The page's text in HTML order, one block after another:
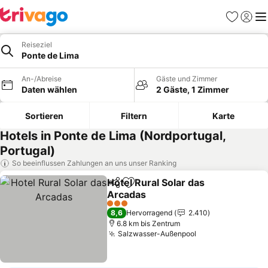
Favoriten
Reiseziel
Ponte de Lima
An-/Abreise
Daten wählen
Gäste und Zimmer
2 Gäste, 1 Zimmer
Sortieren Filtern Karte
Hotels in Ponte de Lima (Nordportugal,
Portugal)
So beeinflussen Zahlungen an uns unser Ranking
TeilenZu Favoriten hinzufügen
Hotel Rural Solar das
Arcadas
Preise sehen
3 Sterne
8,6 Hervorragend
2.410
6.8 km bis Zentrum
Salzwasser-Außenpool